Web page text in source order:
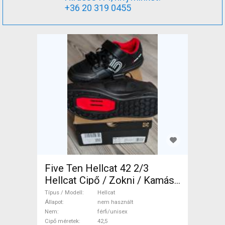
+36 20 319 0455
Five Ten Hellcat 42 2/3
Hellcat Cipő / Zokni / Kamásli
42,5 MTB nem használt
férfi/unisex ELADÓ
Típus / Modell
Hellcat
Állapot
nem használt
Nem
férfi/unisex
Cipő méretek
42,5